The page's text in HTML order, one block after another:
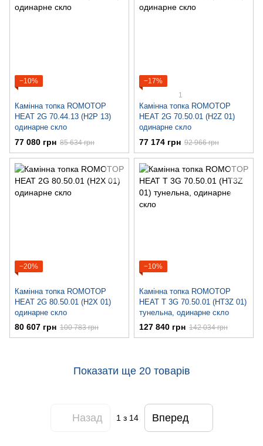
−10%
Камінна топка ROMOTOP
HEAT 2G 70.44.13 (H2P 13)
одинарне скло
77 080 грн 85 634 грн
−17%
1
Камінна топка ROMOTOP
HEAT 2G 70.50.01 (H2Z 01)
одинарне скло
77 174 грн 92 966 грн
−20%
Камінна топка ROMOTOP
HEAT 2G 80.50.01 (H2X 01)
одинарне скло
80 607 грн 100 783 грн
−10%
Камінна топка ROMOTOP
HEAT Т 3G 70.50.01 (HT3Z 01)
тунельна, одинарне скло
127 840 грн 142 034 грн
Показати ще 20 товарів
Назад 1з 14 Вперед